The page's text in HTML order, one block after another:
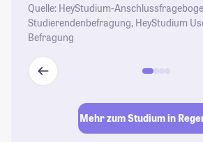
Quelle: HeyStudium-
Studierendenbefragung, HeyStudium
Befragung
Mehr zum Studium in